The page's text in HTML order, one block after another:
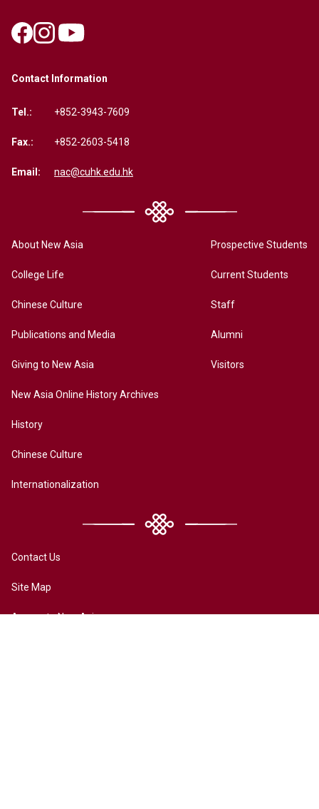
Contact Information
Tel.: +852-3943-7609
Fax.: +852-2603-5418
Email: nac@cuhk.edu.hk
About New Asia
College Life
Chinese Culture
Publications and Media
Giving to New Asia
New Asia Online History Archives
History
Chinese Culture
Internationalization
Prospective Students
Current Students
Staff
Alumni
Visitors
Contact Us
Site Map
Access to New Asia